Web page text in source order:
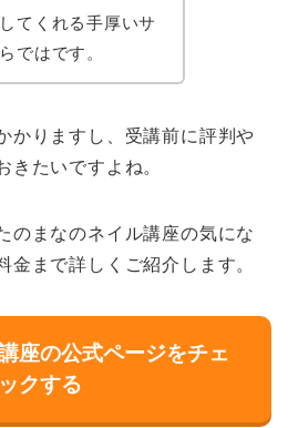
てくれる手厚いサ
ではです。
かりますし、受講前に評判や
きたいですよね。
のまなのネイル講座の気にな
金まで詳しくご紹介します。
座の公式ページをチェ
ックする